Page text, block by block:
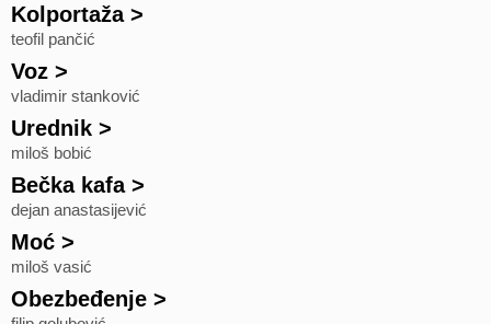
Kolportaža>
teofil pančić
Voz >
vladimir stanković
Urednik >
miloš bobić
Bečka kafa>
dejan anastasijević
Moć >
miloš vasić
Obezbeđenje >